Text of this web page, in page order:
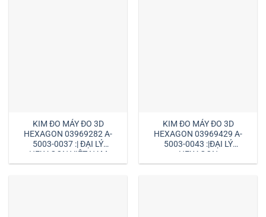
KIM ĐO MÁY ĐO 3D
HEXAGON 03969282 A-
5003-0037 :| ĐẠI LÝ
HEXAGON VIỆT NAM
KIM ĐO MÁY ĐO 3D
HEXAGON 03969429 A-
5003-0043 :|ĐẠI LÝ
HEXAGON